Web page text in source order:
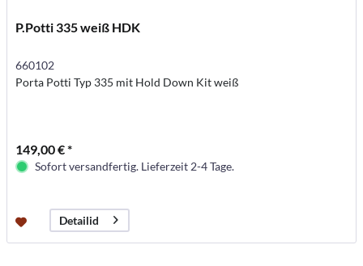
P.Potti 335 weiß HDK
660102
Porta Potti Typ 335 mit Hold Down Kit weiß
149,00 € *
Sofort versandfertig. Lieferzeit 2-4 Tage.
Detailid